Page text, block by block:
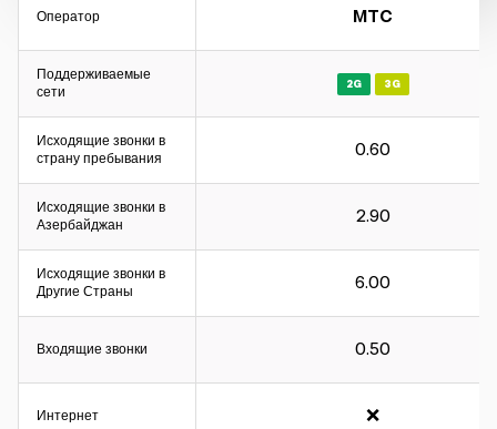
Интервал расчета:
Для входящих и исходящих звонков – 60 секунд.
Оператор
Поддерживаемые
сети
Исходящие звонки в
страну пребывания
Исходящие звонки в
Азербайджан
Исходящие звонки в
Другие Страны
Входящие звонки
Интернет
MTC
2G 3G
0.60
2.90
6.00
0.50
❌